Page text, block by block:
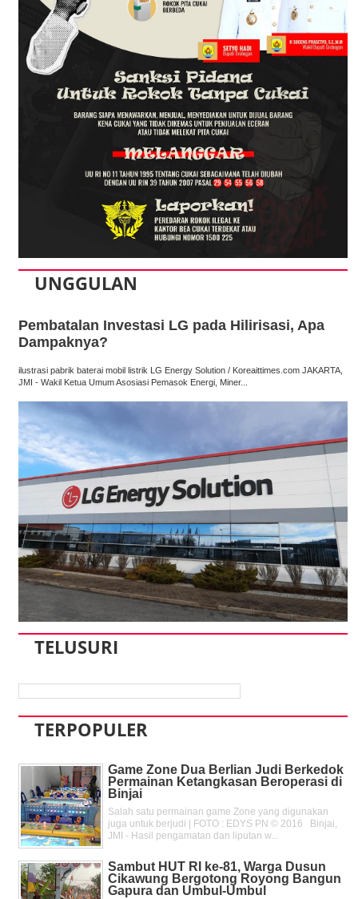
UNGGULAN
Pembatalan Investasi LG pada Hilirisasi, Apa
Dampaknya?
ilustrasi pabrik baterai mobil listrik LG Energy Solution / Koreaittimes.com JAKARTA,
JMI - Wakil Ketua Umum Asosiasi Pemasok Energi, Miner...
TELUSURI
TERPOPULER
Game Zone Dua Berlian Judi Berkedok
Permainan Ketangkasan Beroperasi di
Binjai
Salah satu permainan game Zone yang digunakan
juga untuk berjudi | FOTO : EDYS PN © 2016 Binjai,
JMI - Hasil pengamatan dan liputan w...
Sambut HUT RI ke-81, Warga Dusun
Cikawung Bergotong Royong Bangun
Gapura dan Umbul-Umbul